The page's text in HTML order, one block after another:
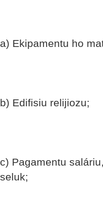
a) Ekipamentu ho
b) Edifisiu relijiozu;
c) Pagamentu
seluk;